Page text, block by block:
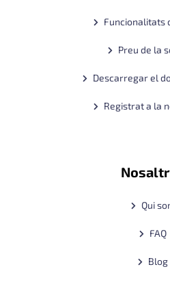
Funcionalitats
Preu de la
Descarregar el
Registrat a la
Qui
FAQ
Blog